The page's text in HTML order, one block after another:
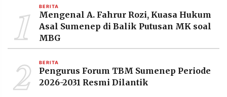
©
Resolusi.co
-
PT.
RESOLUSI
MEDIA
1 BERITA
Mengenal A. Fahrur Rozi, Kuasa Hukum
Asal Sumenep di Balik Putusan MK soal
MBG
2 BERITA
Pengurus Forum TBM Sumenep Periode
2026-2031 Resmi Dilantik